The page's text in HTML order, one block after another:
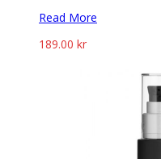
Read More
189.00 kr